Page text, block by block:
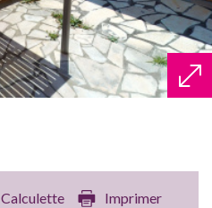
Calculette Imprimer